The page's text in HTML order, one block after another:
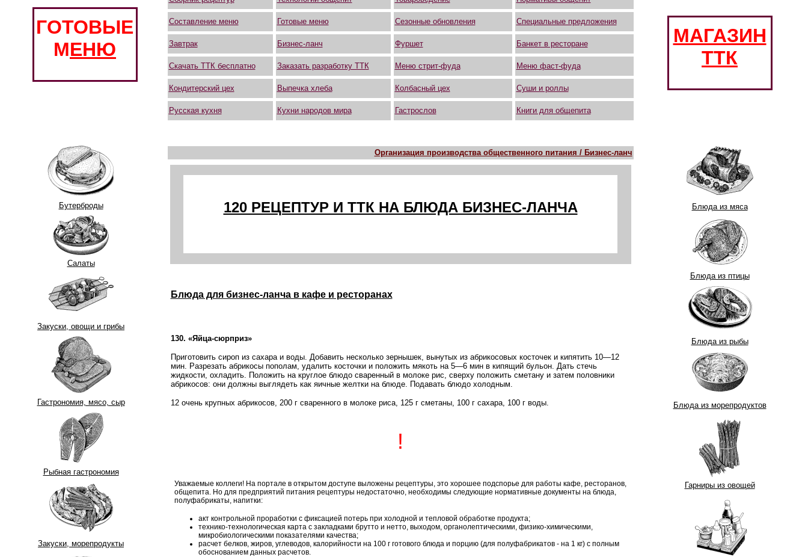
ГОТОВЫЕ
МЕНЮ
Составление меню Готовые меню Сезонные обновления Специальные предложения
Завтрак Бизнес-ланч Фуршет Банкет в ресторане
Скачать ТТК бесплатно Заказать разработку ТТК Меню стрит-фуда Меню фаст-фуда
Кондитерский цех Выпечка хлеба Колбасный цех Суши и роллы
Русская кухня Кухни народов мира Гастрослов Книги для общепита
МАГАЗИН
ТТК
Бутерброды
Салаты
Закуски, овощи и грибы
Гастрономия, мясо, сыр
Рыбная гастрономия
Закуски, морепродукты
Организация производства общественного питания / Бизнес-ланч
120 РЕЦЕПТУР И ТТК НА БЛЮДА БИЗНЕС-ЛАНЧА
Блюда для бизнес-ланча в кафе и ресторанах
130. «Яйца-сюрприз»
Приготовить сироп из сахара и воды. Добавить несколько зернышек, вынутых из абрикосовых косточек и кипятить 10—12
мин. Разрезать абрикосы пополам, удалить косточки и положить мякоть на 5—6 мин в кипящий бульон. Дать стечь
жидкости, охладить. Положить на круглое блюдо сваренный в молоке рис, сверху положить сметану и затем половники
абрикосов: они должны выглядеть как яичные желтки на блюде. Подавать блюдо холодным.
12 очень крупных абрикосов, 200 г сваренного в молоке риса, 125 г сметаны, 100 г сахара, 100 г воды.
!
Уважаемые коллеги! На портале в открытом доступе выложены рецептуры, это хорошее подспорье для работы кафе, ресторанов,
общепита. Но для предприятий питания рецептуры недостаточно, необходимы следующие нормативные документы на блюда,
полуфабрикаты, напитки:
акт контрольной проработки с фиксацией потерь при холодной и тепловой обработке продукта;
технико-технологическая карта с закладками брутто и нетто, выходом, органолептическими, физико-химическими,
микробиологическими показателями качества;
расчет белков, жиров, углеводов, калорийности на 100 г готового блюда и порцию (для полуфабрикатов - на 1 кг) с полным
обоснованием данных расчетов.
Блюда из мяса
Блюда из птицы
Блюда из рыбы
Блюда из морепродуктов
Гарниры из овощей